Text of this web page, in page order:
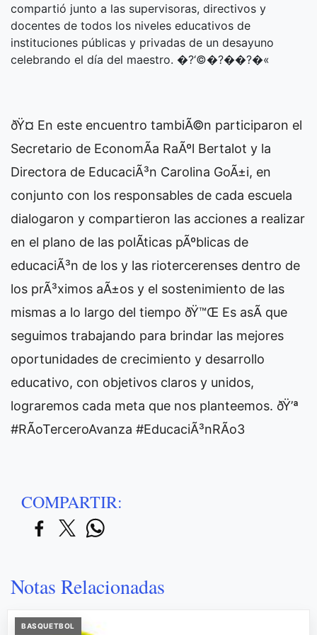
compartió junto a las supervisoras, directivos y
docentes de todos los niveles educativos de
instituciones públicas y privadas de un desayuno
celebrando el día del maestro. �?‘©�?��?�«
ðŸ¤ En este encuentro tambiÃ©n participaron el
Secretario de EconomÃ­a RaÃºl Bertalot y la
Directora de EducaciÃ³n Carolina GoÃ±i, en
conjunto con los responsables de cada escuela
dialogaron y compartieron las acciones a realizar
en el plano de las polÃ­ticas pÃºblicas de
educaciÃ³n de los y las riotercerenses dentro de
los prÃ³ximos aÃ±os y el sostenimiento de las
mismas a lo largo del tiempo ðŸ™Œ Es asÃ­ que
seguimos trabajando para brindar las mejores
oportunidades de crecimiento y desarrollo
educativo, con objetivos claros y unidos,
lograremos cada meta que nos planteemos. ðŸ’ª
#RÃ­oTerceroAvanza #EducaciÃ³nRÃ­o3
COMPARTIR:
Notas Relacionadas
BASQUETBOL